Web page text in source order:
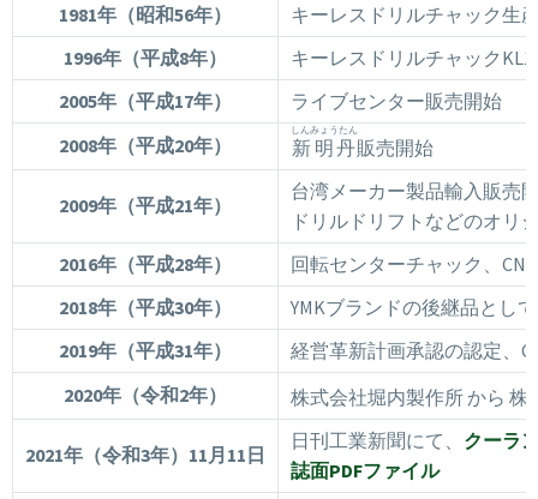
1981年 （昭和56年）
キーレスドリルチャック生
1996年 （平成8年）
キーレスドリルチャック
2005年 （平成17年）
ライブセンター販売開始
2008年 （平成20年） 新明丹
しんみょうたん
販売開始
2009年 （平成21年）
台湾メーカー製品輸入販売
ドリルドリフトなどのオリ
2016年 （平成28年）
回転センターチャック、
2018年 （平成30年）
YMKブランドの後継品とし
2019年 （平成31年）
経営革新計画承認の認定、
2020年（令和2年）
株式会社堀内製作所 から 株
2021年（令和3年）11月11日
日刊工業新聞にて、 クーラ
誌面PDFファイル